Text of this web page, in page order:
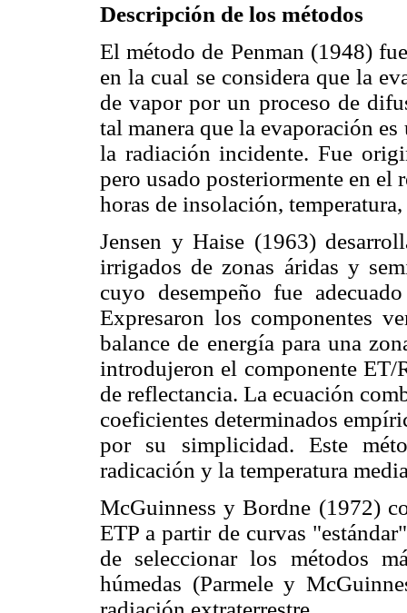
Descripción de los métodos
El método de Penman (1948)
en la cual se considera que la
de vapor por un proceso de
tal manera que la evaporación
la radiación incidente. Fue
pero usado posteriormente en el
horas de insolación,
Jensen y Haise (1963)
irrigados de zonas áridas y
cuyo desempeño fue
Expresaron los componentes
balance de energía para una
introdujeron el componente ET/
de reflectancia. La ecuación
coeficientes determinados
por su simplicidad. Este
radicación y la temperatura
McGuinness y Bordne (1972)
ETP a partir de curvas
de seleccionar los métodos
húmedas (Parmele y